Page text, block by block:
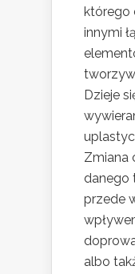
którego
innymi
Dzieje
Zmiana
danego
przede
albo